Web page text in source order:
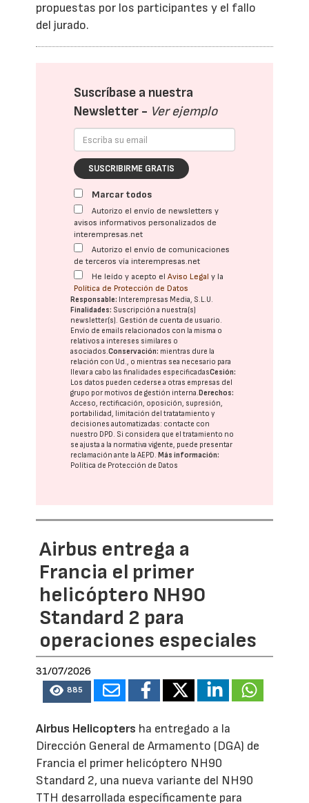
propuestas por los participantes y el fallo
del jurado.
Suscríbase a nuestra
Newsletter - Ver ejemplo
SUSCRIBIRME GRATIS
Marcar todos
Autorizo el envío de newsletters y
avisos informativos personalizados de
interempresas.net
Autorizo el envío de comunicaciones
de terceros vía interempresas.net
He leído y acepto elAviso Legal y la
Política de Protección de Datos
Responsable: Interempresas Media, S.L.U.
Finalidades: Suscripción a nuestra(s)
newsletter(s). Gestión de cuenta de usuario.
Envío de emails relacionados con la misma o
relativos a intereses similares o
asociados.Conservación: mientras dure la
relación con Ud., o mientras sea necesario para
llevar a cabo las finalidades especificadasCesión:
Los datos pueden cederse a otras empresas del
grupo por motivos de gestión interna. Derechos:
Acceso, rectificación, oposición, supresión,
portabilidad, limitación del tratatamiento y
decisiones automatizadas: contacte con
nuestro DPD. Si considera que el tratamiento no
se ajusta a la normativa vigente, puede presentar
reclamación ante laAEPD. Más información:
Política de Protección de Datos
Airbus entrega a
Francia el primer
helicóptero NH90
Standard 2 para
operaciones especiales
31/07/2026
885
Airbus Helicopters ha entregado a la
Dirección General de Armamento (DGA) de
Francia el primer helicóptero NH90
Standard 2, una nueva variante del NH90
TTH desarrollada específicamente para